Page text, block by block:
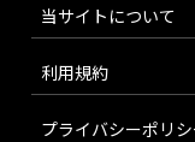
当サイトについて
利用規約
プライバシーポリ